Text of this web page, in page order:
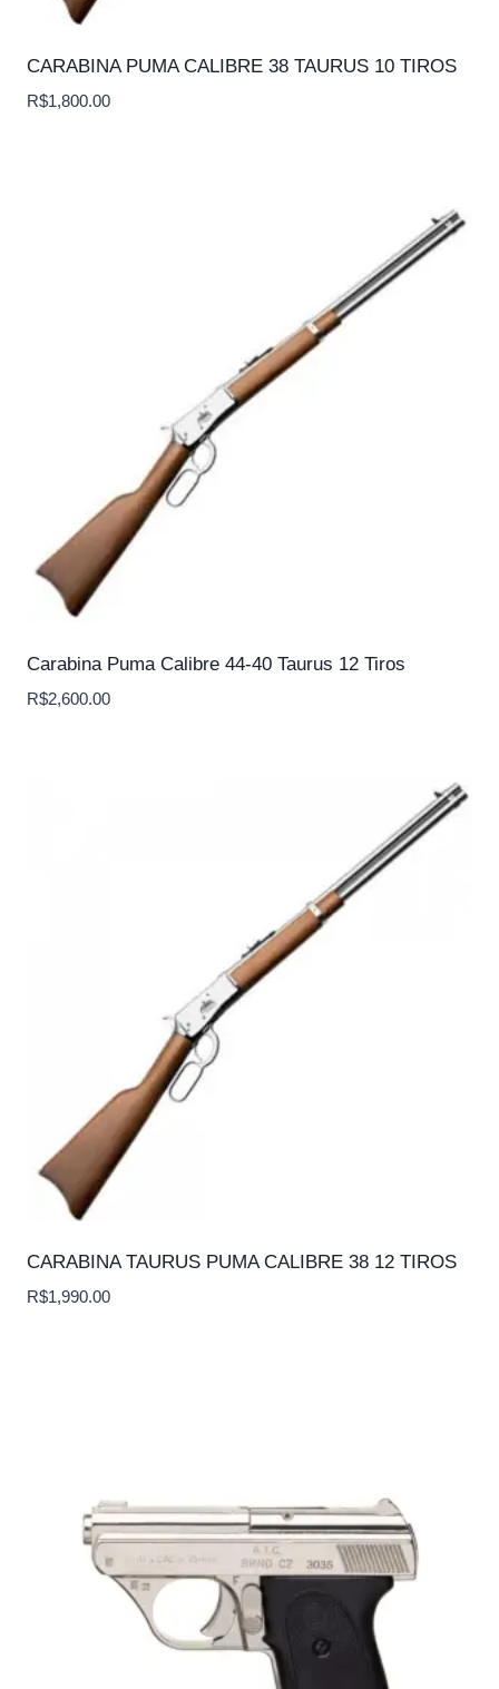
CARABINA PUMA CALIBRE 38 TAURUS 10 TIROS
R$1,800.00
Carabina Puma Calibre 44-40 Taurus 12 Tiros
R$2,600.00
CARABINA TAURUS PUMA CALIBRE 38 12 TIROS
R$1,990.00